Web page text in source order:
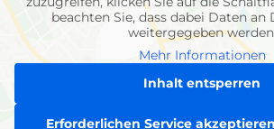
beachten Sie, dass dabei Daten
weitergegeben
Mehr Informationen
Inhalt entsperren
Erforderlichen Service